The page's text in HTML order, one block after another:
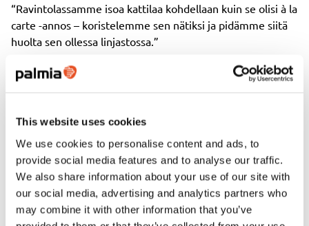
This website uses cookies
We use cookies to personalise content and ads, to
provide social media features and to analyse our traffic.
We also share information about your use of our site with
our social media, advertising and analytics partners who
may combine it with other information that you’ve
“Ravintolassamme isoa kattilaa kohdellaan kuin se olisi à la
carte -annos – koristelemme sen nätiksi ja pidämme siitä
huolta sen ollessa linjastossa.”
Intohimo vie eteenpäin
Pitkä ura ja vahva sitoutuminen ravintola-alaan ovat
tuoneet Jetrolle tunnustusta. Vuonna 2020 hän voitti
arvostetunPRO-palkinnonammattikeittiön päällikkö -
sarjassa, mikä kertoo vahvasta osaamisesta,
asiakaslähtöisyydestä sekä kyvystä johtaa tiimiä.
Jetron tarinan tärkeimmässä osassa ei kuitenkaan ole vain